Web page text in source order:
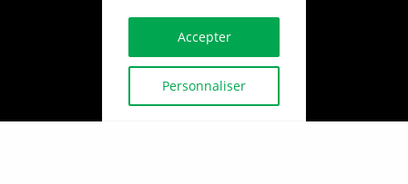
Personnaliser
Accepter